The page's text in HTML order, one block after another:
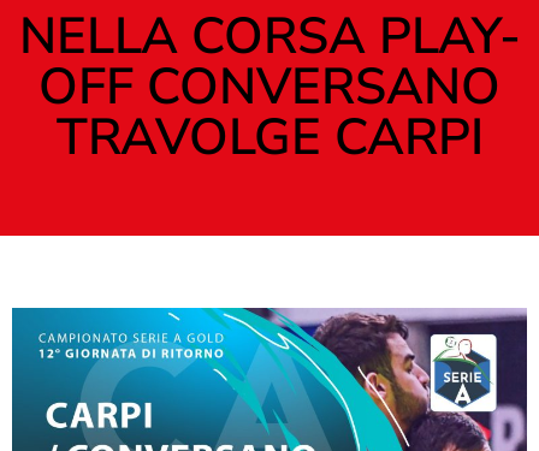
NELLA CORSA PLAY-
OFF CONVERSANO
TRAVOLGE CARPI